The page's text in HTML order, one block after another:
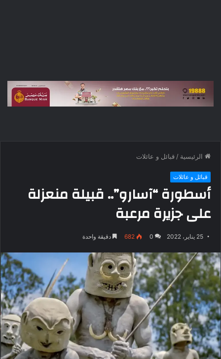
الرئيسية / قبائل و عائلات
قبائل و عائلات
أسطورة “آسارو”.. قبيلة منعزلة
على جزيرة مرعبة
25 يناير، 2022 0
682 دقيقة واحدة